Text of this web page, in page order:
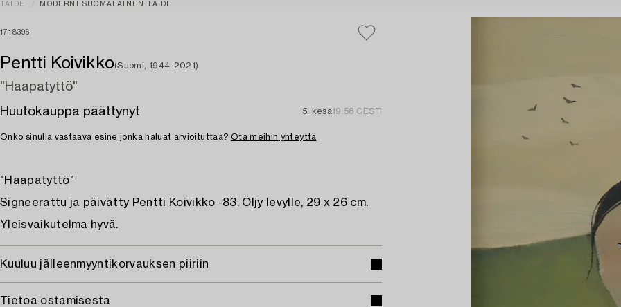
TAIDE MODERNI SUOMALAINEN TAIDE
1718396
Pentti Koivikko(Suomi, 1944-2021)
"Haapatyttö"
Huutokauppa päättynyt
5. kesä19:58 CEST
Onko sinulla vastaava esine jonka haluat arvioituttaa? Ota meihin yhteyttä
"Haapatyttö"
Signeerattu ja päivätty Pentti Koivikko -83. Öljy levylle, 29 x 26 cm.
Yleisvaikutelma hyvä.
Kuuluu jälleenmyyntikorvauksen piiriin
Tietoa ostamisesta